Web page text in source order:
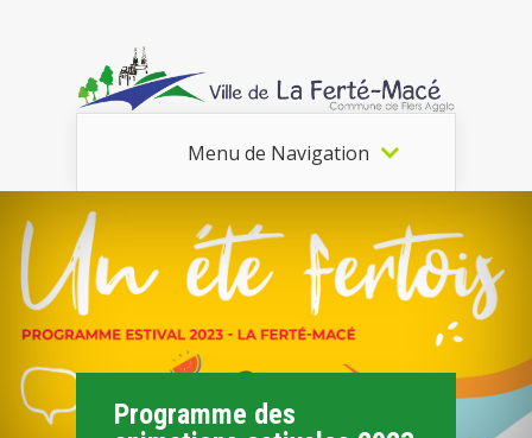
Menu de Navigation
Programme des